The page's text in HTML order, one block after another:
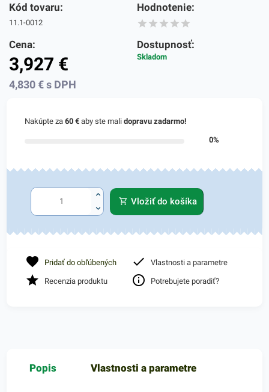
Kód tovaru:
11.1-0012
Hodnotenie:
Cena:
3,927 €
4,830€ s DPH
Dostupnosť:
Skladom
Nakúpte za60 € aby ste malidopravu zadarmo!
0%
Vložiť do košíka
Pridať do obľúbených Vlastnosti a parametre
Recenzia produktu Potrebujete poradiť?
Popis Vlastnosti a parametre